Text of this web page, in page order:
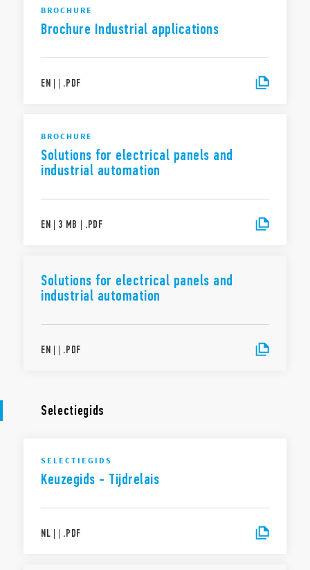
BROCHURE
Brochure Industrial applications
EN | | .PDF
BROCHURE
Solutions for electrical panels and
industrial automation
EN | 3 MB | .PDF
Solutions for electrical panels and
industrial automation
EN | | .PDF
Selectiegids
SELECTIEGIDS
Keuzegids - Tijdrelais
NL | | .PDF